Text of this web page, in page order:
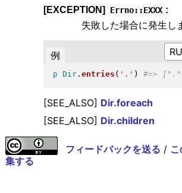
[EXCEPTION] Errno::EXXX :
失敗した場合に発生し
例
p Dir. entries ( '.' )
[SEE_ALSO] Dir.foreach
[SEE_ALSO] Dir.children
フィードバックを送る /
集する